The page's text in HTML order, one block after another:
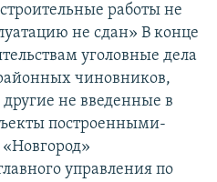
работы не
не сдан» В конце
уголовные дела
чиновников,
не введенные в
построенными-
управления по